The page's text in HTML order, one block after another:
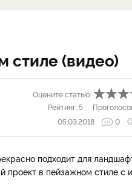
стиле (видео)
Оцените статью:
Рейтинг:5
05.03.2018
0
подходит для
проект в пейзажном стиле с